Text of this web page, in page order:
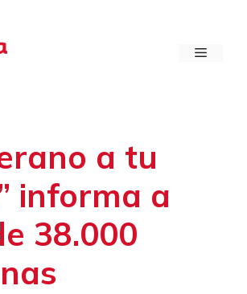
Menú
a tu
informa a
38.000